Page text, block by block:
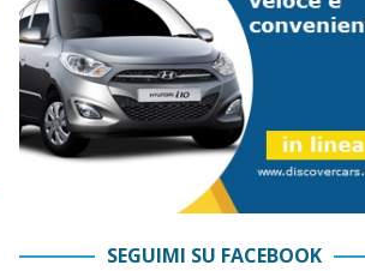
SEGUIMI SU FACEBOOK